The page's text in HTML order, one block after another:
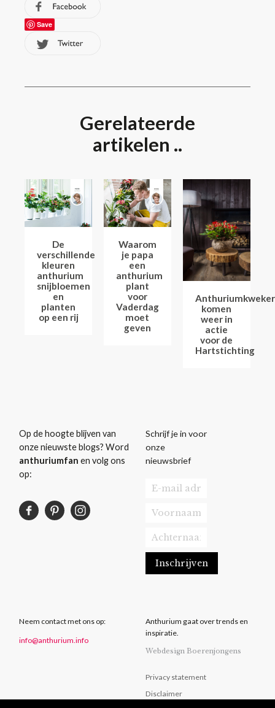
Save
Gerelateerde
artikelen ..
De
verschillende
kleuren
anthurium
snijbloemen
en
planten
op een rij
Waarom
je papa
een
anthurium
plant
voor
Vaderdag
moet
geven
komen
weer in
actie
voor de
Hartstichting
Op de hoogte blijven van
onze nieuwste blogs? Word
anthuriumfan en volg ons
op:
Schrijf je in voor
onze
nieuwsbrief
Neem contact met ons op:
info@anthurium.info
Anthurium gaat over trends en
inspiratie.
Webdesign Boerenjongens
Privacy statement
Disclaimer